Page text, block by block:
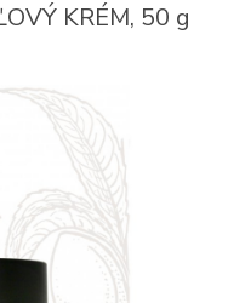
KRÉM, 50 g